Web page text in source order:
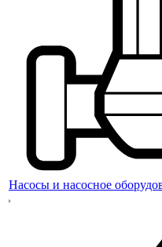
Насосы и насосное